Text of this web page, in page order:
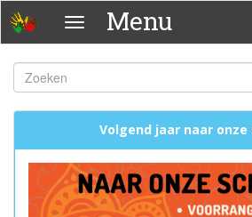
Overslaan
en
naar
de
inhoud
gaan
Menu Menu
Zoekveld
Zoeken
Volgend jaar naar onze